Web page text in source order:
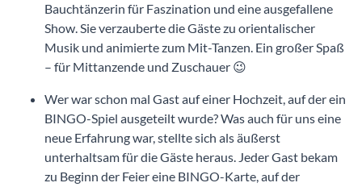
Bauchtänzerin für Faszination und eine ausgefallene
Show. Sie verzauberte die Gäste zu orientalischer
Musik und animierte zum Mit-Tanzen. Ein großer Spaß
– für Mittanzende und Zuschauer 😉
Wer war schon mal Gast auf einer Hochzeit, auf der ein
BINGO-Spiel ausgeteilt wurde? Was auch für uns eine
neue Erfahrung war, stellte sich als äußerst
unterhaltsam für die Gäste heraus. Jeder Gast bekam
zu Beginn der Feier eine BINGO-Karte, auf der